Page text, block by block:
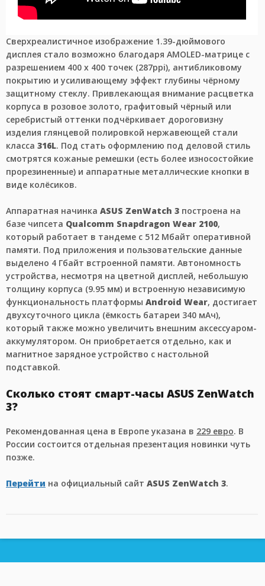
Сверхреалистичное изображение 1.39-дюймового
дисплея стало возможно благодаря AMOLED-матрице с
разрешением 400 x 400 точек (287ppi), антибликовому
покрытию и усиливающему эффект глубины чёрному
защитному стеклу. Привлекающая внимание расцветка
корпуса в розовое золото, графитовый чёрный или
серебристый оттенки подчёркивает дороговизну
изделия глянцевой полировкой нержавеющей стали
класса 316L. Под стать оформлению под деловой стиль
смотрятся кожаные ремешки (есть более износостойкие
прорезиненные) и аппаратные металлические кнопки в
виде колёсиков.
Аппаратная начинка ASUS ZenWatch 3 построена на
базе чипсета Qualcomm Snapdragon Wear 2100,
который работает в тандеме с 512 Мбайт оперативной
памяти. Под приложения и пользовательские данные
выделено 4 Гбайт встроенной памяти. Автономность
устройства, несмотря на цветной дисплей, небольшую
толщину корпуса (9.95 мм) и встроенную независимую
функциональность платформы Android Wear, достигает
двухсуточного цикла (ёмкость батареи 340 мАч),
который также можно увеличить внешним аксессуаром-
аккумулятором. Он приобретается отдельно, как и
магнитное зарядное устройство с настольной
подставкой.
Сколько стоят смарт-часы ASUS ZenWatch
3?
Рекомендованная цена в Европе указана в 229 евро. В
России состоится отдельная презентация новинки чуть
позже.
Перейти на официальный сайт ASUS ZenWatch 3.